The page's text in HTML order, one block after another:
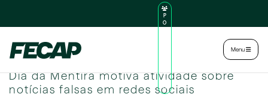
P
O
U
N
O
Menu
Dia da Mentira motiva atividade sobre
notícias falsas em redes sociais